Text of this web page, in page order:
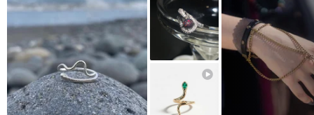
就算是同一款項鍊
她們也會運用身邊的小配件，搭配出屬於自己的穿戴法
Essential系列的作品